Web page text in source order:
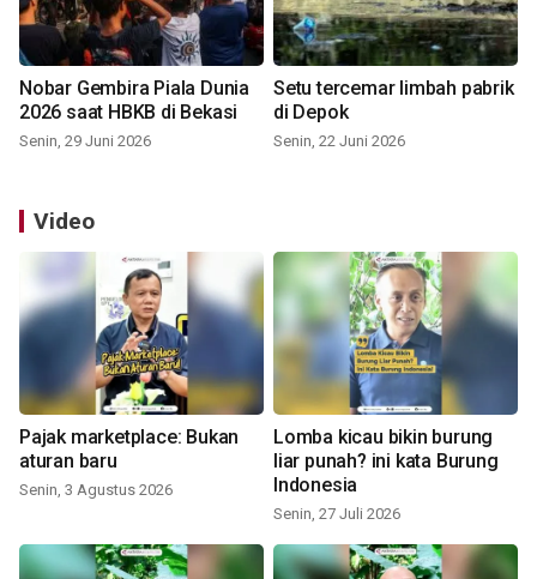
Nobar Gembira Piala Dunia
2026 saat HBKB di Bekasi
Senin, 29 Juni 2026
Setu tercemar limbah pabrik
di Depok
Senin, 22 Juni 2026
Video
Pajak marketplace: Bukan
aturan baru
Senin, 3 Agustus 2026
Lomba kicau bikin burung
liar punah? ini kata Burung
Indonesia
Senin, 27 Juli 2026